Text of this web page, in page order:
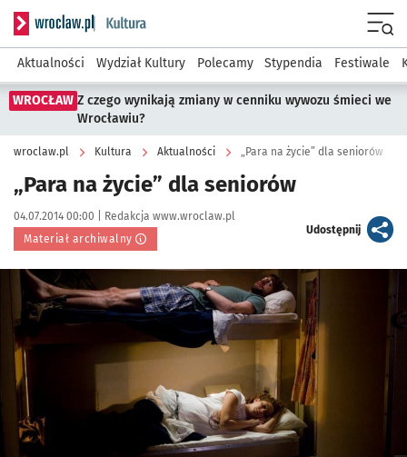
Serwis informacyjny wroclaw.pl podserwis: Kultura
Aktualności Wydział Kultury Polecamy Stypendia Festiwale
WROCŁAW Z czego wynikają zmiany w cenniku wywozu śmieci we
Wrocławiu?
wroclaw.pl Kultura Aktualności „Para na życie” dla seniorów
„Para na życie” dla seniorów
Data publikacji:
04.07.2014 00:00 | Autor:
Redakcja www.wroclaw.pl
Materiał archiwalny
Udostępnijartykuł
Kliknij, aby powiększyć